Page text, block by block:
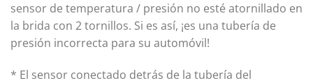
sensor de temperatura / presión no esté atornillado en
la brida con 2 tornillos. Si es así, ¡es una tubería de
presión incorrecta para su automóvil!
* El sensor conectado detrás de la tubería del